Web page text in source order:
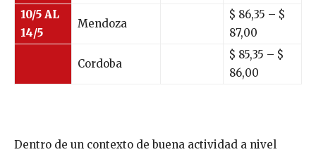
10/5 AL
14/5
Mendoza
$ 86,35 – $
87,00
Cordoba
$ 85,35 – $
86,00
Dentro de un contexto de buena actividad a nivel